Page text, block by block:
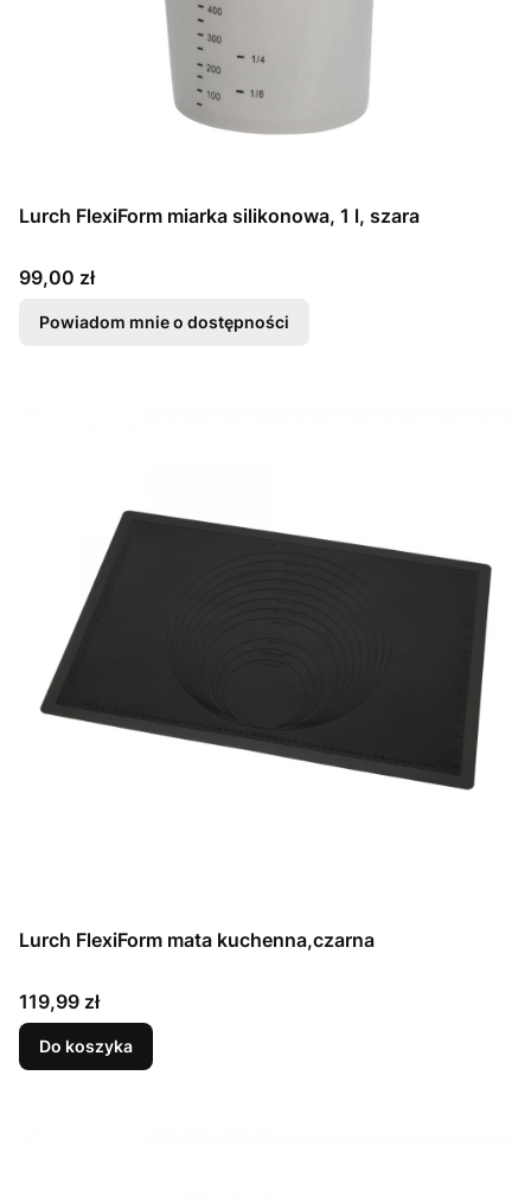
Lurch FlexiForm miarka silikonowa, 1 l, szara
Cena
99,00 zł
Powiadom mnie o dostępności
Lurch FlexiForm mata kuchenna,czarna
Cena
119,99 zł
Do koszyka